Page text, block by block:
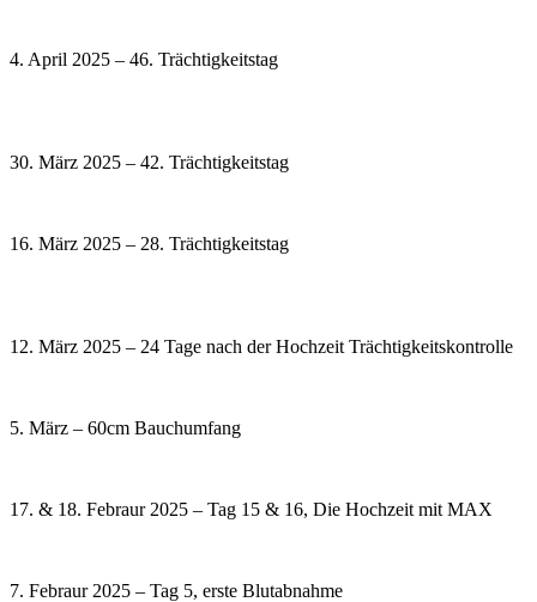
4. April 2025 – 46. Trächtigkeitstag
30. März 2025 – 42. Trächtigkeitstag
16. März 2025 – 28. Trächtigkeitstag
12. März 2025 – 24 Tage nach der Hochzeit Trächtigkeitskontrolle
5. März – 60cm Bauchumfang
17. & 18. Febraur 2025 – Tag 15 & 16, Die Hochzeit mit MAX
7. Febraur 2025 – Tag 5, erste Blutabnahme